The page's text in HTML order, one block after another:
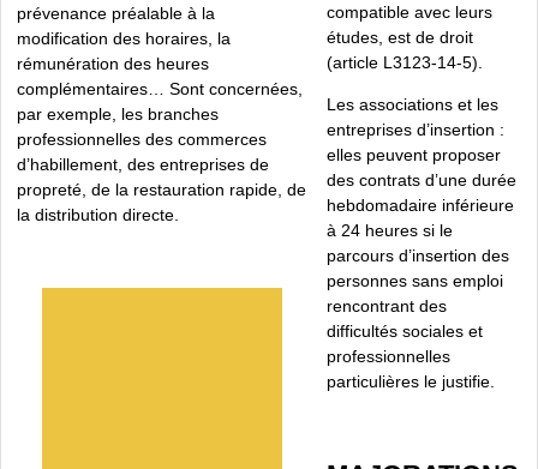
prévenance préalable à la
modification des horaires, la
rémunération des heures
complémentaires… Sont concernées,
par exemple, les branches
professionnelles des commerces
d’habillement, des entreprises de
propreté, de la restauration rapide, de
la distribution directe.
compatible avec leurs
études, est de droit
(article L3123-14-5).
Les associations et les
entreprises d’insertion :
elles peuvent proposer
des contrats d’une durée
hebdomadaire inférieure
à 24 heures si le
parcours d’insertion des
personnes sans emploi
rencontrant des
difficultés sociales et
professionnelles
particulières le justifie.